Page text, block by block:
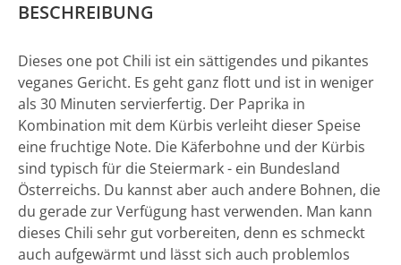
BESCHREIBUNG
Dieses one pot Chili ist ein sättigendes und pikantes
veganes Gericht. Es geht ganz flott und ist in weniger
als 30 Minuten servierfertig. Der Paprika in
Kombination mit dem Kürbis verleiht dieser Speise
eine fruchtige Note. Die Käferbohne und der Kürbis
sind typisch für die Steiermark - ein Bundesland
Österreichs. Du kannst aber auch andere Bohnen, die
du gerade zur Verfügung hast verwenden. Man kann
dieses Chili sehr gut vorbereiten, denn es schmeckt
auch aufgewärmt und lässt sich auch problemlos